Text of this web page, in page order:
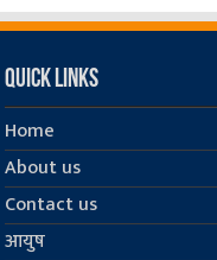
Quick Links
Home
About us
Contact us
आयुष